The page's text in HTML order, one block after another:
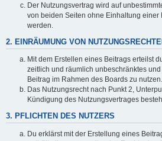
Der Nutzungsvertrag wird auf
von beiden Seiten ohne Einhaltung einer
werden.
2. EINRÄUMUNG VON
Mit dem Erstellen eines Beitrags erteilst
zeitlich und räumlich unbeschränktes
Beitrag im Rahmen des Boards zu nutzen.
Das Nutzungsrecht nach Punkt 2,
Kündigung des Nutzungsvertrages
3. PFLICHTEN DES NUTZERS
Du erklärst mit der Erstellung eines